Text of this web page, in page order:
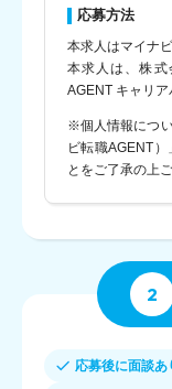
応募方法
本求人はマイナ
本求人は、株式
AGENT キャリア
※個人情報につ
ビ転職AGENT
とをご了承の上
2
応募後に面談あ